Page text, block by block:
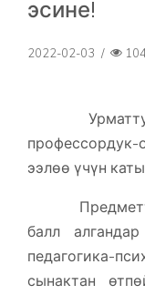
эсине!
2022-02-03 /
Урматтуу
ээлөө үчүн
Предметтик
балл
педагогика-
сынактан